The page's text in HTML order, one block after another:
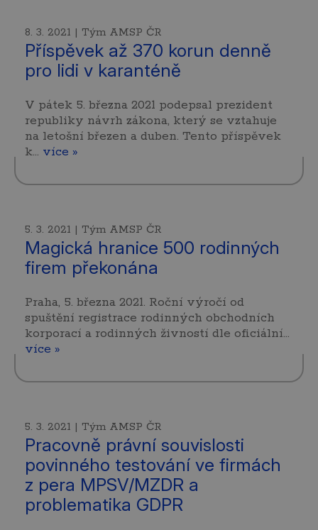
8. 3. 2021 | Tým AMSP ČR
Příspěvek až 370 korun denně
pro lidi v karanténě
V pátek 5. března 2021 podepsal prezident
republiky návrh zákona, který se vztahuje
na letošní březen a duben. Tento příspěvek
k… více »
5. 3. 2021 | Tým AMSP ČR
Magická hranice 500 rodinných
firem překonána
Praha, 5. března 2021. Roční výročí od
spuštění registrace rodinných obchodních
korporací a rodinných živností dle oficiální…
více »
5. 3. 2021 | Tým AMSP ČR
Pracovně právní souvislosti
povinného testování ve firmách
z pera MPSV/MZDR a
problematika GDPR